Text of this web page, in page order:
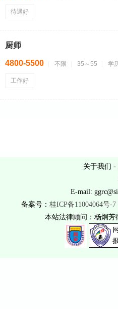
待遇好
厨师
4800-5500 不限 35～55 学
工作好
关于我们 -
E-mail:
备案号： 桂ICP备11004064号-7
本站法律顾问：杨炯